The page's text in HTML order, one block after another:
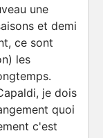
une
et demi
ce sont
les
je dois
quoi
c'est